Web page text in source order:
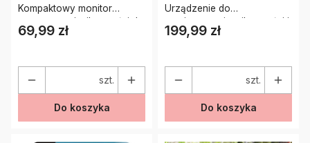
Kompaktowy monitor
temperatury i wilgotności do
terrarium
Cena
69,99 zł
szt.
Do koszyka
Urządzenie do
monitorowania wilgotności i
temperatury dla gadów
Cena
199,99 zł
szt.
Do koszyka